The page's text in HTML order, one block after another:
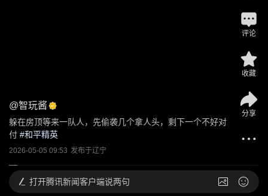
@智玩酱
躲在房顶等来一队人，先偷袭几个拿人头，剩下一个不好对
付 #和平精英
2026-05-05 09:53 发布于辽宁
评论
收藏
分享
打开腾讯新闻客户端说两句